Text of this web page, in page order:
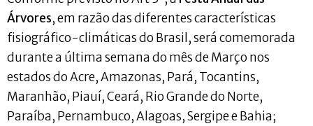
Árvores, em razão das diferentes características
fisiográfico-climáticas do Brasil, será comemorada
durante a última semana do mês de Março nos
estados do Acre, Amazonas, Pará, Tocantins,
Maranhão, Piauí, Ceará, Rio Grande do Norte,
Paraíba, Pernambuco, Alagoas, Sergipe e Bahia;